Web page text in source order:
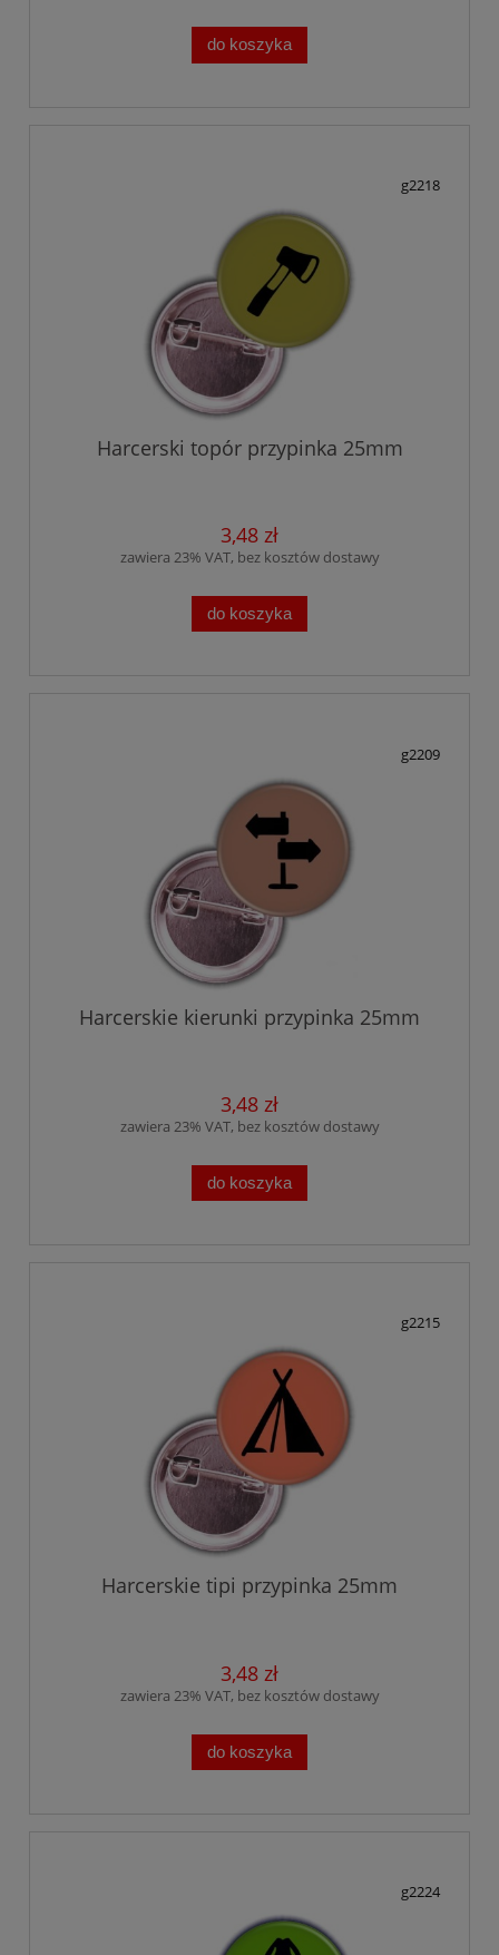
do koszyka
g2218
Harcerski topór przypinka 25mm
3,48 zł
zawiera 23% VAT, bez kosztów dostawy
do koszyka
g2209
Harcerskie kierunki przypinka 25mm
3,48 zł
zawiera 23% VAT, bez kosztów dostawy
do koszyka
g2215
Harcerskie tipi przypinka 25mm
3,48 zł
zawiera 23% VAT, bez kosztów dostawy
do koszyka
g2224